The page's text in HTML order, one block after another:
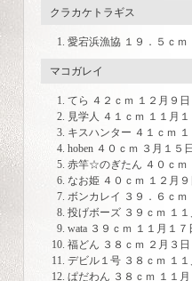
クラカケトラギス
愛宕浜漁協 １９．５ｃｍ
マコガレイ
てら ４２ｃｍ １２月９
見学人 ４１ｃｍ １１月
キスハンター ４１ｃｍ
hoben ４０ｃｍ ３月１５
赤竿☆のぎたん ４０ｃｍ
なお姫 ４０ｃｍ １２月
ボンカレイ ３９．６ｃ
投げボーズ ３９ｃｍ １
wata ３９ｃｍ １１月１
福どん ３８ｃｍ ２月３
デビル１号 ３８ｃｍ １
ぱだわん ３８ｃｍ １１